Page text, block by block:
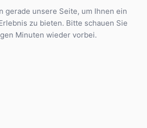
gerade unsere Seite, um Ihnen ein
zu bieten. Bitte schauen Sie
Minuten wieder vorbei.